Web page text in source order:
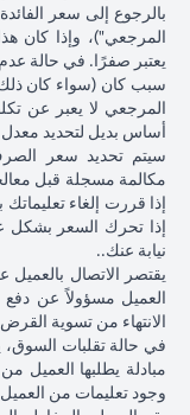
بعد 1
شهر
بالدولار
الأمريكي
إذا تم
تحويل
قرض
الين
الياباني
مرة
أخرى
قرض
بالدولار
الأمريكي
102.90
ين ياباني)
بالرجوع إلى سعر
المرجعي")، وإذا كان
يعتبر صفرًا. في حالة
سبب كان (سواء كان
المرجعي لا يعبر عن
أساس بديل لتحديد معدل
سيتم تحديد سعر
مكالمة مسجلة قبل
إذا قررت إلغاء
إذا تحرك السعر بشكل
نيابة عنك..
يقتصر الاتصال
العميل مسؤولاً عن دفع
الانتهاء من تسوية
في حالة تقلبات السوق،
مبادلة يطلبها
وجود تعليمات من العميل